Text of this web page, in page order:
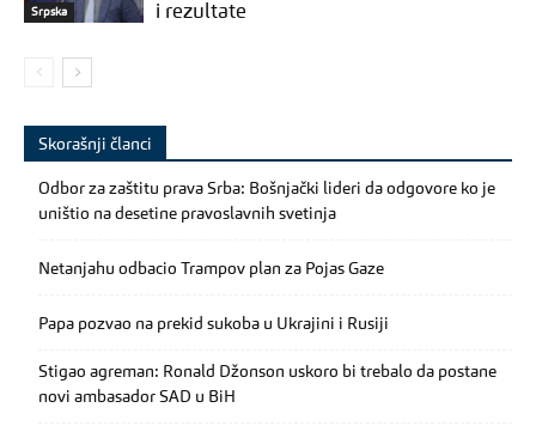
Srpska
i rezultate
Skorašnji članci
Odbor za zaštitu prava Srba: Bošnjački lideri da odgovore ko je
uništio na desetine pravoslavnih svetinja
Netanjahu odbacio Trampov plan za Pojas Gaze
Papa pozvao na prekid sukoba u Ukrajini i Rusiji
Stigao agreman: Ronald Džonson uskoro bi trebalo da postane
novi ambasador SAD u BiH